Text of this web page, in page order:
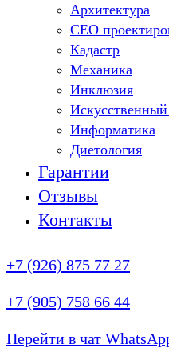
Архитектура
СЕО
Кадастр
Механика
Инклюзия
Информатика
Диетология
Гарантии
Отзывы
Контакты
+7 (926) 875 77 27
+7 (905) 758 66 44
Перейти в чат